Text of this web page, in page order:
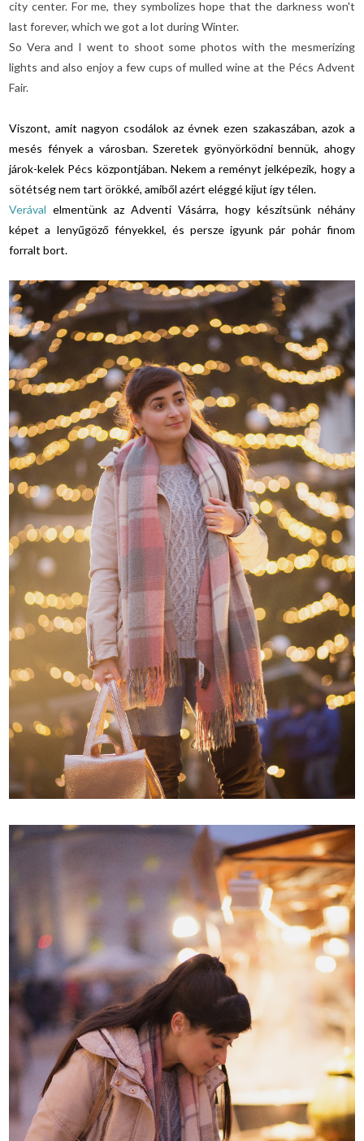
city center. For me, they symbolizes hope that the darkness won't
last forever, which we got a lot during Winter.
So Vera and I went to shoot some photos with the mesmerizing
lights and also enjoy a few cups of mulled wine at the Pécs Advent
Fair.
Viszont, amit nagyon csodálok az évnek ezen szakaszában, azok a
mesés fények a városban. Szeretek gyönyörködni bennük, ahogy
járok-kelek Pécs központjában. Nekem a reményt jelképezik, hogy a
sötétség nem tart örökké, amiből azért eléggé kijut így télen.
Verával elmentünk az Adventi Vásárra, hogy készítsünk néhány
képet a lenyűgöző fényekkel, és persze igyunk pár pohár finom
forralt bort.